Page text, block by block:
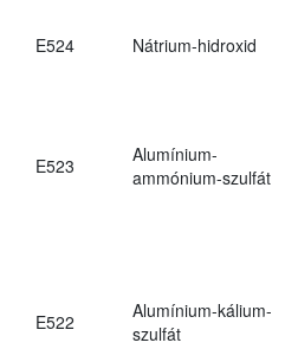
E524 Nátrium-hidroxid
E523
Alumínium-
ammónium-szulfát
E522
Alumínium-kálium-
szulfát